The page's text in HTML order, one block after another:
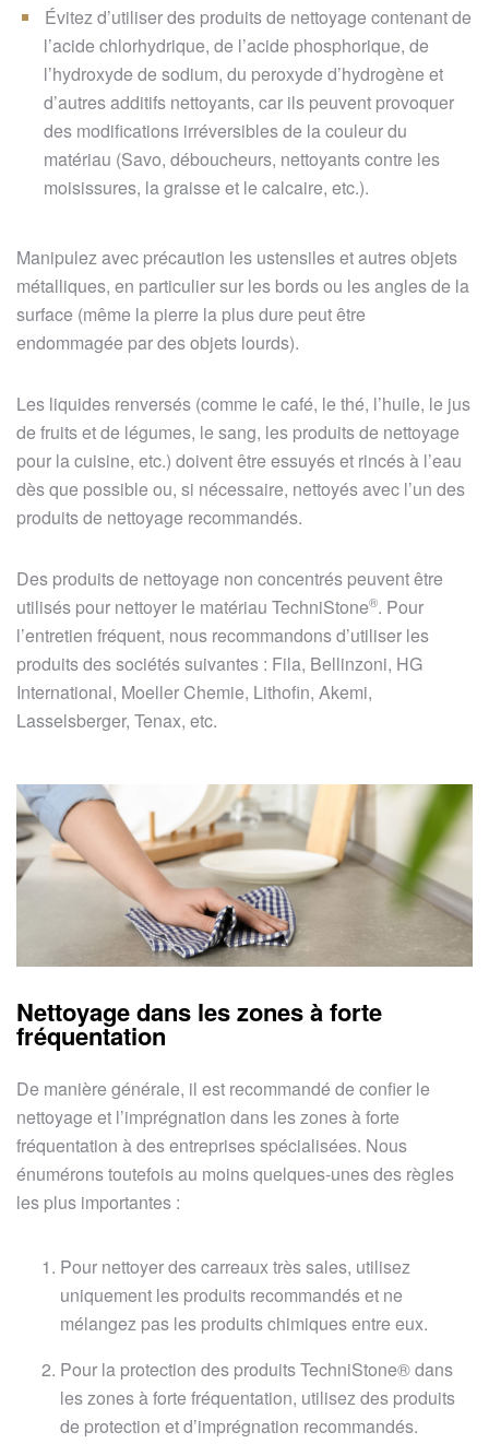
Évitez d’utiliser des produits de nettoyage contenant de
l’acide chlorhydrique, de l’acide phosphorique, de
l’hydroxyde de sodium, du peroxyde d’hydrogène et
d’autres additifs nettoyants, car ils peuvent provoquer
des modifications irréversibles de la couleur du
matériau (Savo, déboucheurs, nettoyants contre les
moisissures, la graisse et le calcaire, etc.).
Manipulez avec précaution les ustensiles et autres objets
métalliques, en particulier sur les bords ou les angles de la
surface (même la pierre la plus dure peut être
endommagée par des objets lourds).
Les liquides renversés (comme le café, le thé, l’huile, le jus
de fruits et de légumes, le sang, les produits de nettoyage
pour la cuisine, etc.) doivent être essuyés et rincés à l’eau
dès que possible ou, si nécessaire, nettoyés avec l’un des
produits de nettoyage recommandés.
Des produits de nettoyage non concentrés peuvent être
utilisés pour nettoyer le matériau TechniStone®. Pour
l’entretien fréquent, nous recommandons d’utiliser les
produits des sociétés suivantes : Fila, Bellinzoni, HG
International, Moeller Chemie, Lithofin, Akemi,
Lasselsberger, Tenax, etc.
Nettoyage dans les zones à forte
fréquentation
De manière générale, il est recommandé de confier le
nettoyage et l’imprégnation dans les zones à forte
fréquentation à des entreprises spécialisées. Nous
énumérons toutefois au moins quelques-unes des règles
les plus importantes :
Pour nettoyer des carreaux très sales, utilisez
uniquement les produits recommandés et ne
mélangez pas les produits chimiques entre eux.
Pour la protection des produits TechniStone® dans
les zones à forte fréquentation, utilisez des produits
de protection et d’imprégnation recommandés.